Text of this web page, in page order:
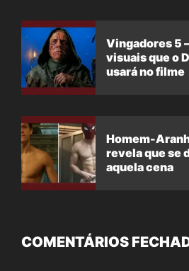
Vingadores 5
visuais que o
usará no filme
Homem-
revela que se
aquela cena
COMENTÁRIOS